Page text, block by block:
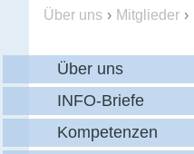
Über uns › Mitglieder ›
Über uns
INFO-Briefe
Kompetenzen